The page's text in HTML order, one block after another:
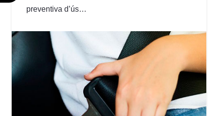
preventiva d’ús…